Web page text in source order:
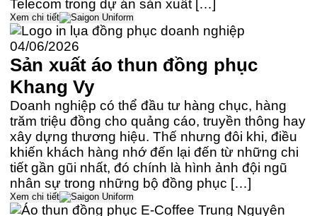
Telecom trong dự án sản xuất […]
Xem chi tiết
04/06/2026
Sản xuất áo thun đồng phục
Khang Vy
Doanh nghiệp có thể đầu tư hàng chục, hàng
trăm triệu đồng cho quảng cáo, truyền thông hay
xây dựng thương hiệu. Thế nhưng đôi khi, điều
khiến khách hàng nhớ đến lại đến từ những chi
tiết gần gũi nhất, đó chính là hình ảnh đội ngũ
nhân sự trong những bộ đồng phục […]
Xem chi tiết